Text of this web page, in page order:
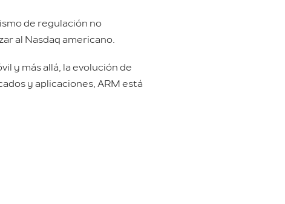
de regulación no
al Nasdaq americano.
y más allá, la evolución de
y aplicaciones, ARM está